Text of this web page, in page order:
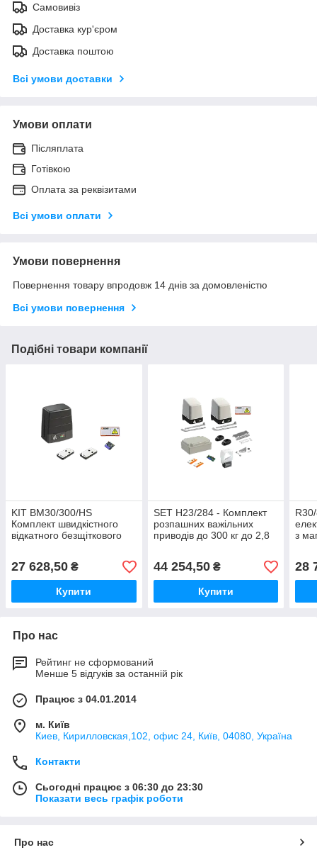
Самовивіз
Доставка кур'єром
Доставка поштою
Всі умови доставки
Умови оплати
Післяплата
Готівкою
Оплата за реквізитами
Всі умови оплати
Умови повернення
Повернення товару впродовж 14 днів за домовленістю
Всі умови повернення
Подібні товари компанії
KIT BM30/300/HS
Комплект швидкістного
відкатного безщіткового
двигуна для воріт до 400
кг Roger Technology
27 628,50 ₴
Купити
SET H23/284 - Комплект
розпашних важільних
приводів до 300 кг до 2,8
44 254,50₴
Купити
з
28
Про нас
Рейтинг не сформований
Менше 5 відгуків за останній рік
Працює з 04.01.2014
м. Київ
Киев, Кирилловская,102, офис 24, Київ, 04080, Україна
Контакти
Сьогодні працює з 06:30 до 23:30
Показати весь графік роботи
Про нас